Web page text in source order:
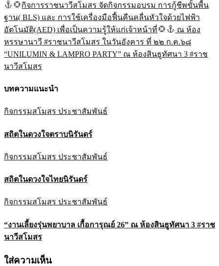
แนะแนว
เรื่อง
กิจการราชนาวีสโมสร จัดกิจกรรมอบรม การกู้ชีพขั้นพื้น
ฐาน( BLS) และ การใช้เครื่องมือฟื้นคืนคลื่นหัวใจด้วยไฟฟ้า
อัตโนมัติ(AED) เพื่อเป็นความรู้ให้แก่เจ้าหน้าที่
ณ ห้อง
หรรษานาวี #ราชนาวีสโมสร ในวันอังคาร ที่ ๒๒ ก.ค.๖๘
“UNILUMIN & LAMPRO PARTY” ณ ห้องสินธูทัศนา 3 #ราช
นาวีสโมสร
บทความแนะนำ
กิจกรรมสโมสร ประชาสัมพันธ์
สถิตในดวงใจตราบนิรันดร์
กิจกรรมสโมสร ประชาสัมพันธ์
สถิตในดวงใจไทยนิรันดร์
กิจกรรมสโมสร ประชาสัมพันธ์
“งานเลี้ยงรุ่นพยาบาล เกื้อการุณย์ 26” ณ ห้องสินธูทัศนา 3 #ราช
นาวีสโมสร
ใส่ความเห็น